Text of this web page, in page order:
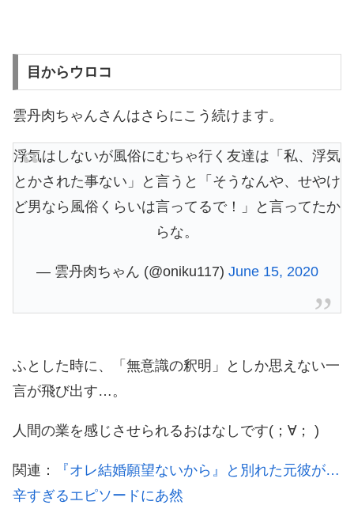
目からウロコ
雲丹肉ちゃんさんはさらにこう続けます。
浮気はしないが風俗にむちゃ行く友達は「私、浮気
とかされた事ない」と言うと「そうなんや、せやけ
ど男なら風俗くらいは言ってるで！」と言ってたか
らな。
— 雲丹肉ちゃん (@oniku117) June 15, 2020
ふとした時に、「無意識の釈明」としか思えない一
言が飛び出す…。
人間の業を感じさせられるおはなしです(；∀； )
関連：
『オレ結婚願望ないから』と別れた元彼が…
辛すぎるエピソードにあ然